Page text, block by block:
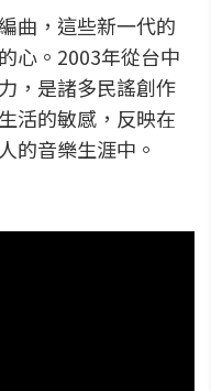
曲，這些新一代的
心。2003年從台中
，是諸多民謠創作
活的敏感，反映在
的音樂生涯中。